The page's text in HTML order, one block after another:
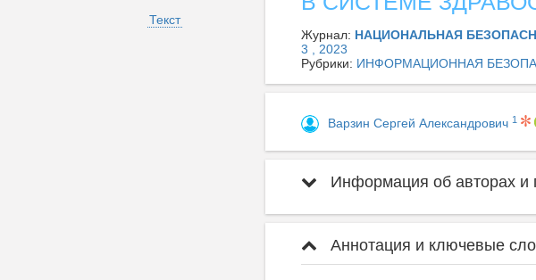
Текст
Журнал: НАЦИОНАЛЬНАЯ
3 , 2023
Рубрики: ИНФОРМАЦИОННАЯ
Варзин Сергей Александрович 1
Информация об авторах и
Аннотация и ключевые